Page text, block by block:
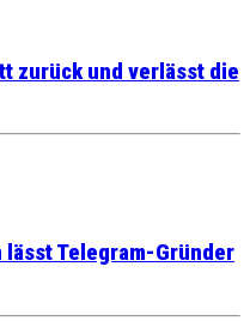
zurück und verlässt die
lässt Telegram-Gründer